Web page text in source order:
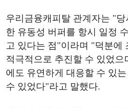
우리금융캐피탈 관계자는 "
한 유동성 버퍼를 항시 일정
고 있다는 점"이라며 "덕분에
적극적으로 추진할 수 있었으
에도 유연하게 대응할 수 있
수 있었다"라고 말했다.